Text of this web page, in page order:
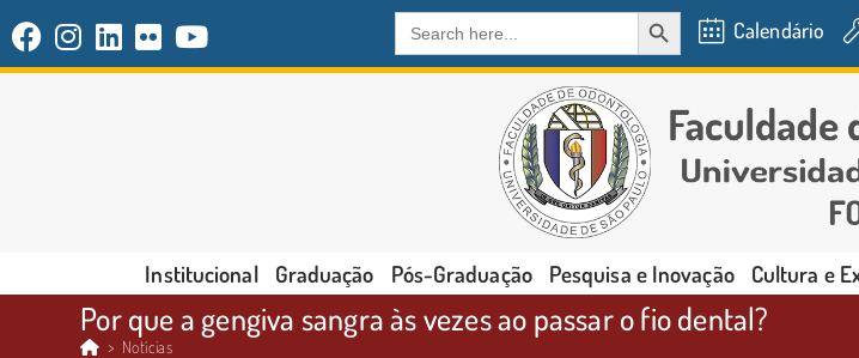
Search
for:
SEARCH BUTTON
Calendário
Institucional Graduação Pós-Graduação Pesquisa e Inovação Cultura e
Por que a gengiva sangra às vezes ao passar o fio dental?
> Notícias